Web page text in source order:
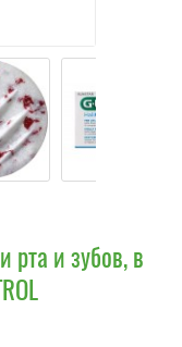
рта и зубов, в